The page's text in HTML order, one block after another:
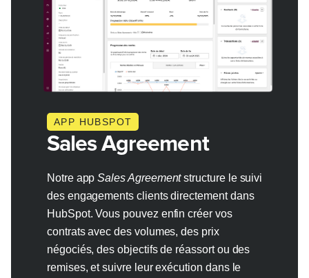
APP HUBSPOT
Sales Agreement
Notre appSales Agreementstructure le suivi
des engagements clients directement dans
HubSpot. Vous pouvez enfin créer vos
contrats avec des volumes, des prix
négociés, des objectifs de réassort ou des
remises, et suivre leur exécution dans le